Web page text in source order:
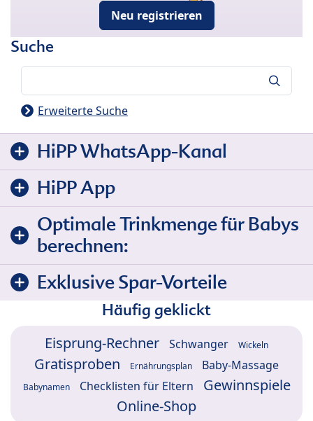
Neu registrieren
Suche
Erweiterte Suche
HiPP WhatsApp-Kanal
HiPP App
Optimale Trinkmenge für Babys
berechnen:
Exklusive Spar-Vorteile
Häufig geklickt
Eisprung-Rechner Schwanger Wickeln
Gratisproben Ernährungsplan Baby-Massage
Babynamen Checklisten für Eltern
Gewinnspiele
Online-Shop